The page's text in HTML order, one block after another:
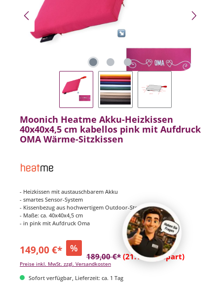
Moonich Heatme Akku-Heizkissen
40x40x4,5 cm kabellos pink mit Aufdruck
OMA Wärme-Sitzkissen
- Heizkissen mit austauschbarem Akku
- smartes Sensor-System
- Kissenbezug aus hochwertigem Outdoor-Stoff
- Maße: ca. 40x40x4,5 cm
- in pink mit Aufdruck Oma
149,00 €* %
189,00 €* (21.16% gespart)
Preise inkl. MwSt. zzgl. Versandkosten
Sofort verfügbar, Lieferzeit: ca. 1 Tag